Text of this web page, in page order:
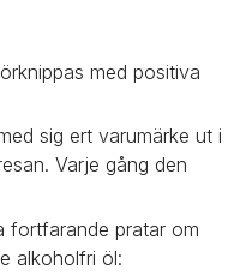
med positiva
sig ert varumärke ut i
Varje gång den
fortfarande pratar om
alkoholfri öl: